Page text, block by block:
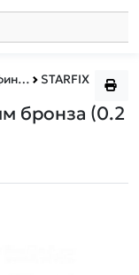
контейнер STARFIX
бронза (0.2